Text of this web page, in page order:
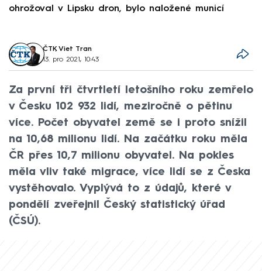
ohrožoval v Lipsku dron, bylo naložené municí
ČTK, Viet Tran
13. pro 2021, 10:43
Za první tři čtvrtletí letošního roku zemřelo
v Česku 102 932 lidí, meziročně o pětinu
více. Počet obyvatel země se i proto snížil
na 10,68 milionu lidí. Na začátku roku měla
ČR přes 10,7 milionu obyvatel. Na pokles
měla vliv také migrace, více lidí se z Česka
vystěhovalo. Vyplývá to z údajů, které v
pondělí zveřejnil Český statistický úřad
(ČSÚ).